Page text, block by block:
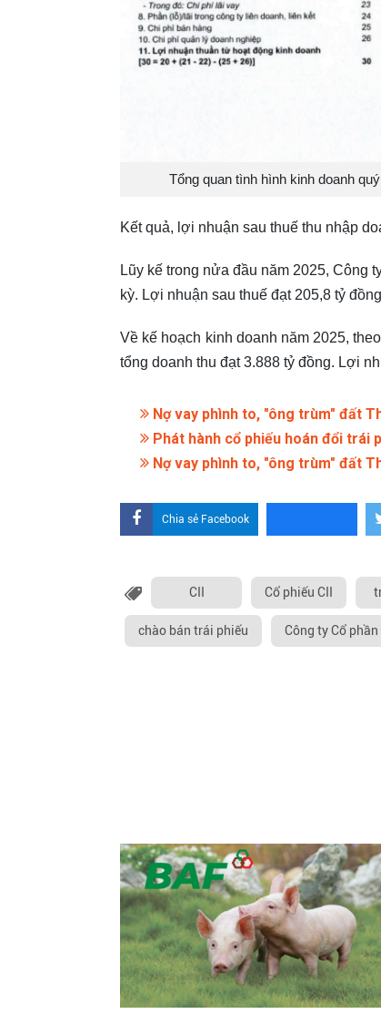
Tổng quan tình hình kinh doanh
Kết quả, lợi nhuận sau thuế thu nhập
Lũy kế trong nửa đầu năm 2025, Công
kỳ. Lợi nhuận sau thuế đạt 205,8 tỷ
Về kế hoạch kinh doanh năm 2025,
tổng doanh thu đạt 3.888 tỷ đồng. Lợi
Nợ vay phình to, "ông trùm" đất
Phát hành cổ phiếu hoán đổi trái
Nợ vay phình to, "ông trùm" đất
Chia sẻ Facebook
CII Cổ phiếu CII
chào bán trái phiếu Công ty Cổ